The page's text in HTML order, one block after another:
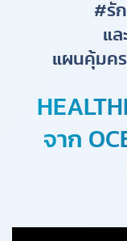
#รั
แล
แผนคุ้มคร
จาก